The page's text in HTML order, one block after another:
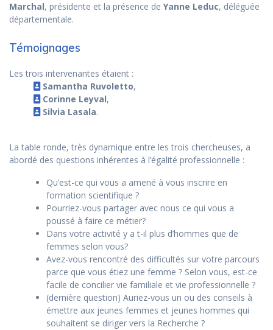
Marchal, présidente et la présence de Yanne Leduc, déléguée
départementale.
Témoignages
Les trois intervenantes étaient :
Samantha Ruvoletto,
Corinne Leyval,
Silvia Lasala.
La table ronde, très dynamique entre les trois chercheuses, a
abordé des questions inhérentes à l’égalité professionnelle :
Qu’est-ce qui vous a amené à vous inscrire en
formation scientifique ?
Pourriez-vous partager avec nous ce qui vous a
poussé à faire ce métier?
Dans votre activité y a t-il plus d’hommes que de
femmes selon vous?
Avez-vous rencontré des difficultés sur votre parcours
parce que vous étiez une femme ? Selon vous, est-ce
facile de concilier vie familiale et vie professionnelle ?
(dernière question) Auriez-vous un ou des conseils à
émettre aux jeunes femmes et jeunes hommes qui
souhaitent se diriger vers la Recherche ?